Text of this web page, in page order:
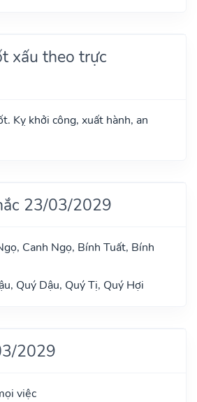
xấu theo trực
Kỵ khởi công, xuất hành, an
23/03/2029
Canh Ngọ, Bính Tuất, Bính
Quý Dậu, Quý Tị, Quý Hợi
2029
việc